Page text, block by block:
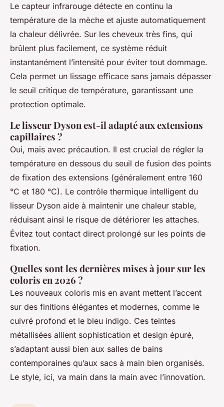
Le capteur infrarouge détecte en continu la
température de la mèche et ajuste automatiquement
la chaleur délivrée. Sur les cheveux très fins, qui
brûlent plus facilement, ce système réduit
instantanément l’intensité pour éviter tout dommage.
Cela permet un lissage efficace sans jamais dépasser
le seuil critique de température, garantissant une
protection optimale.
Le lisseur Dyson est-il adapté aux extensions
capillaires ?
Oui, mais avec précaution. Il est crucial de régler la
température en dessous du seuil de fusion des points
de fixation des extensions (généralement entre 160
°C et 180 °C). Le contrôle thermique intelligent du
lisseur Dyson aide à maintenir une chaleur stable,
réduisant ainsi le risque de détériorer les attaches.
Évitez tout contact direct prolongé sur les points de
fixation.
Quelles sont les dernières mises à jour sur les
coloris en 2026 ?
Les nouveaux coloris mis en avant mettent l’accent
sur des finitions élégantes et modernes, comme le
cuivré profond et le bleu indigo. Ces teintes
métallisées allient sophistication et design épuré,
s’adaptant aussi bien aux salles de bains
contemporaines qu’aux sacs à main bien organisés.
Le style, ici, va main dans la main avec l’innovation.